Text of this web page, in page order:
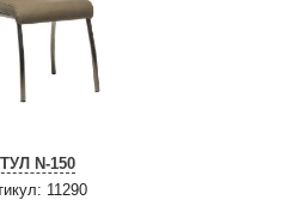
N-150
11290